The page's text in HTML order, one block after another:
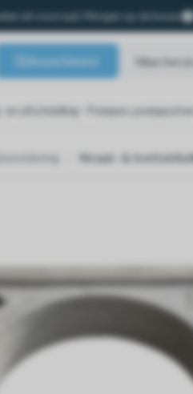
uit voorraad. Morgen op de bouw.
Assortiment
en afscheiding Pompen,
Straat- &